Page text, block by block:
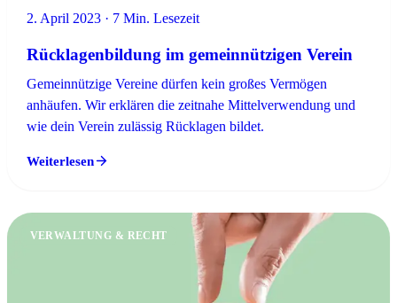
2. April 2023 · 7 Min. Lesezeit
Rücklagenbildung im gemeinnützigen Verein
Gemeinnützige Vereine dürfen kein großes Vermögen
anhäufen. Wir erklären die zeitnahe Mittelverwendung und
wie dein Verein zulässig Rücklagen bildet.
Weiterlesen
VERWALTUNG & RECHT